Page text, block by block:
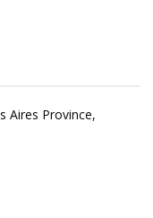
Aires Province,